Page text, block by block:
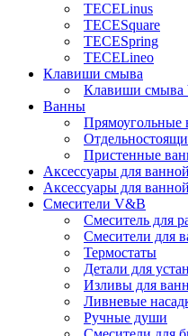
TECELinus
TECESquare
TECESpring
TECELineo
Клавиши смыва
Клавиши смыва
Ванны
Прямоугольные
Пристенные
Аксессуары для
Аксессуары для
Смесители V&B
Смеситель для
Смесители для
Термостаты
Детали для
Изливы для
Ливневые
Ручные души